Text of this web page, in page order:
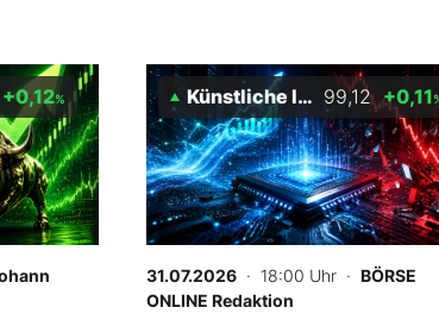
+0,12% Künstliche Intelligenz Index 99,12 +0,11
31.07.2026 · 18:00 Uhr · BÖRSE
ONLINE Redaktion